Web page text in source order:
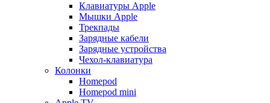
Клавиатуры Apple
Мышки Apple
Трекпады
Зарядные кабели
Зарядные устройства
Чехол-клавиатура
Колонки
Homepod
Homepod mini